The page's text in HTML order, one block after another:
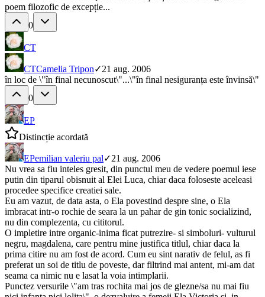
poem filozofic de excepție...
0
CT
CTCamelia Tripon✓21 aug. 2006
în loc de \"în final necunoscut\"...\"în final nesiguranța este învinsă\"
0
EP
Distincție acordată
EPemilian valeriu pal✓21 aug. 2006
Nu vrea sa fiu inteles gresit, din punctul meu de vedere poemul iese
putin din tiparul obisnuit al Elei Luca, chiar daca foloseste aceleasi
procedee specifice creatiei sale.
Eu am vazut, de data asta, o Ela povestind despre sine, o Ela
imbracat intr-o rochie de seara la un pahar de gin tonic socializind,
nu din complezenta, cu cititorul.
O impletire intre organic-inima ficat putrezire- si simboluri- vulturul
negru, magdalena, care pentru mine justifica titlul, chiar daca la
prima citire nu am fost de acord. Cum eu sint narativ de felul, as fi
preferat un soi de titlu de poveste, dar filtrind mai antent, mi-am dat
seama ca nimic nu e lasat la voia intimplarii.
Punctez versurile \"am tras rochita mai jos de glezne/sa nu mai fiu